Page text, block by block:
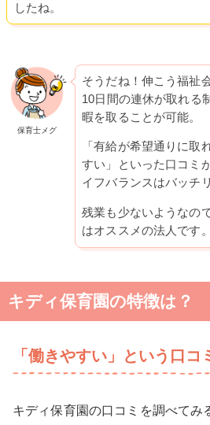
したね。
保育士メグ
そうだね！伸こう福祉
10日間の連休が取れる
暇を取ることが可能。
「有給が希望通りに取
すい」といった口コミ
イフバランスはバッチ
残業も少ないようなの
はオススメの法人です。
キディ保育園の特徴は？
「働きやすい」という口コ
キディ保育園の口コミを調べてみ